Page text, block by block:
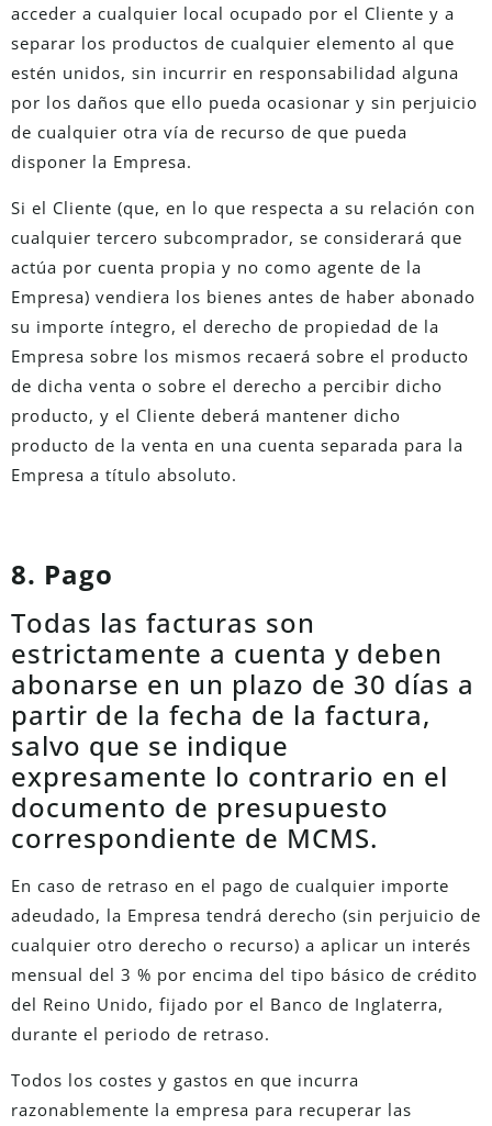
acceder a cualquier local ocupado por el Cliente y a
separar los productos de cualquier elemento al que
estén unidos, sin incurrir en responsabilidad alguna
por los daños que ello pueda ocasionar y sin perjuicio
de cualquier otra vía de recurso de que pueda
disponer la Empresa.
Si el Cliente (que, en lo que respecta a su relación con
cualquier tercero subcomprador, se considerará que
actúa por cuenta propia y no como agente de la
Empresa) vendiera los bienes antes de haber abonado
su importe íntegro, el derecho de propiedad de la
Empresa sobre los mismos recaerá sobre el producto
de dicha venta o sobre el derecho a percibir dicho
producto, y el Cliente deberá mantener dicho
producto de la venta en una cuenta separada para la
Empresa a título absoluto.
8. Pago
Todas las facturas son
estrictamente a cuenta y deben
abonarse en un plazo de 30 días a
partir de la fecha de la factura,
salvo que se indique
expresamente lo contrario en el
documento de presupuesto
correspondiente de MCMS.
En caso de retraso en el pago de cualquier importe
adeudado, la Empresa tendrá derecho (sin perjuicio de
cualquier otro derecho o recurso) a aplicar un interés
mensual del 3 % por encima del tipo básico de crédito
del Reino Unido, fijado por el Banco de Inglaterra,
durante el periodo de retraso.
Todos los costes y gastos en que incurra
razonablemente la empresa para recuperar las